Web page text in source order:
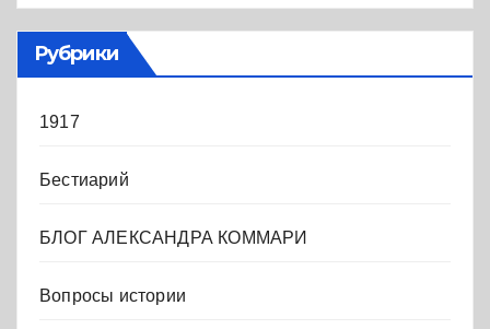
Рубрики
1917
Бестиарий
БЛОГ АЛЕКСАНДРА КОММАРИ
Вопросы истории